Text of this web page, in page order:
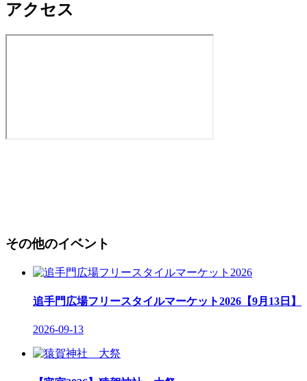
アクセス
その他のイベント
追手門広場フリースタイルマーケット2026【9月13日】
2026-09-13